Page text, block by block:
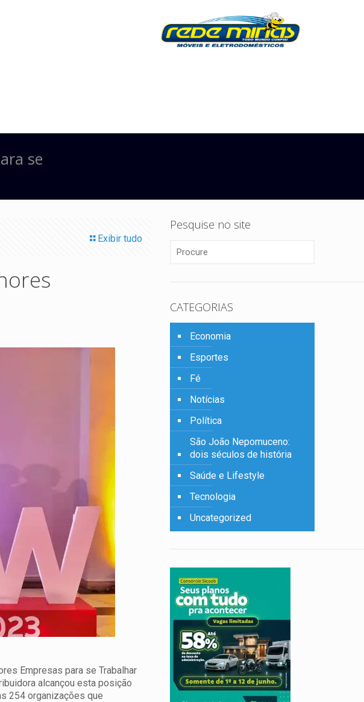
se
Exibir tudo
Empresas para se Trabalhar
alcançou esta posição
254 organizações que
Pesquise no site
CATEGORIAS
Economia
Esportes
Fé
Notícias
Política
São João Nepomuceno:
dois séculos de história
Saúde e Lifestyle
Tecnologia
Uncategorized